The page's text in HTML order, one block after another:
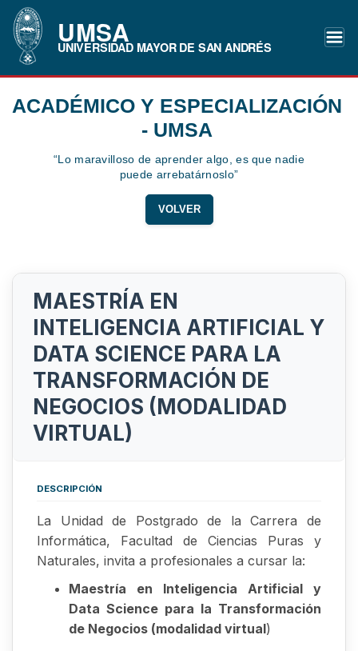
UMSA
UNIVERSIDAD MAYOR DE SAN ANDRÉS
ACADÉMICO Y ESPECIALIZACIÓN
- UMSA
“Lo maravilloso de aprender algo, es que nadie
puede arrebatárnoslo”
VOLVER
MAESTRÍA EN
INTELIGENCIA ARTIFICIAL Y
DATA SCIENCE PARA LA
TRANSFORMACIÓN DE
NEGOCIOS (MODALIDAD
VIRTUAL)
DESCRIPCIÓN
La Unidad de Postgrado de la Carrera de
Informática, Facultad de Ciencias Puras y
Naturales, invita a profesionales a cursar la:
Maestría en Inteligencia Artificial y
Data Science para la Transformación
de Negocios (modalidad virtual)